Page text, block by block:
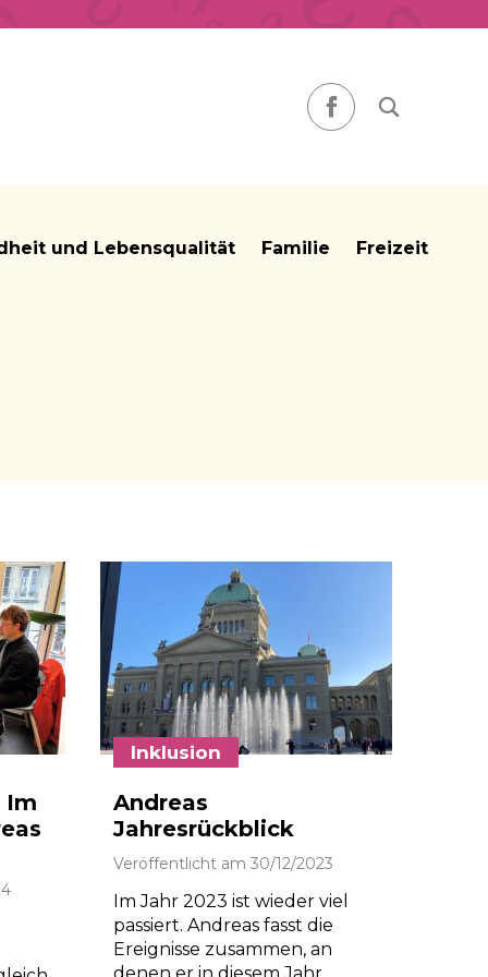
FacebookNach
und Lebensqualität Familie Freizeit
Im
Inklusion
Andreas
Jahresrückblick
Veröffentlicht am 30/12/2023
Im Jahr 2023 ist wieder viel
passiert. Andreas fasst die
Ereignisse zusammen, an